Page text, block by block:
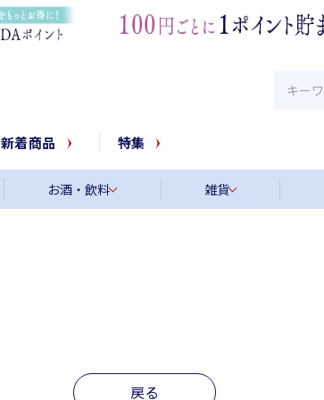
新着商品 特集
お酒・飲料 雑貨
戻る